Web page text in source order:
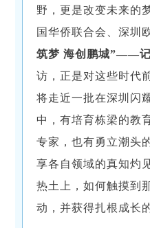
野，更是改变未来的
国华侨联合会、深圳
筑梦 海创鹏城”——
访，正是对这些时代
将走近一批在深圳闪
中，有培育栋梁的教
专家，也有勇立潮头
享各自领域的真知
热土上，如何触摸到
动，并获得扎根成长